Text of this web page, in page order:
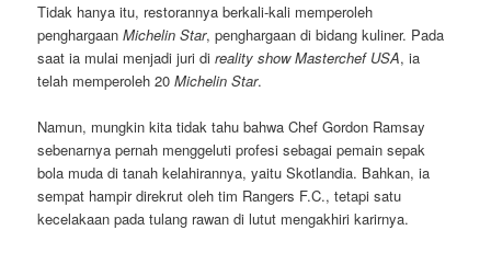
Tidak hanya itu, restorannya berkali-kali memperoleh
penghargaanMichelin Star, penghargaan di bidang kuliner. Pada
saat ia mulai menjadi juri direality show Masterchef USA, ia
telah memperoleh 20Michelin Star.
Namun, mungkin kita tidak tahu bahwa Chef Gordon Ramsay
sebenarnya pernah menggeluti profesi sebagai pemain sepak
bola muda di tanah kelahirannya, yaitu Skotlandia. Bahkan, ia
sempat hampir direkrut oleh tim Rangers F.C., tetapi satu
kecelakaan pada tulang rawan di lutut mengakhiri karirnya.